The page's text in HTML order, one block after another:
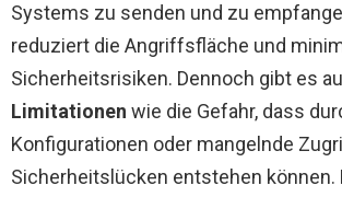
Systems zu senden und zu
reduziert die Angriffsfläche und
Sicherheitsrisiken. Dennoch gibt es
Limitationen wie die Gefahr, dass
Konfigurationen oder mangelnde
Sicherheitslücken entstehen können.